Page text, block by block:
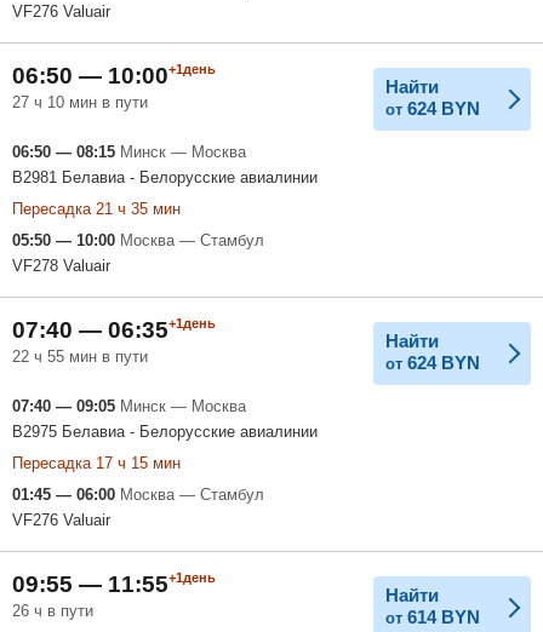
VF276 Valuair
06:50 — 10:00+1день
27 ч 10 мин в пути
Найти
от 624 BYN
06:50 — 08:15 Минск — Москва
B2981 Белавиа - Белорусские авиалинии
Пересадка 21 ч 35 мин
05:50 — 10:00 Москва — Стамбул
VF278 Valuair
07:40 — 06:35+1день
22 ч 55 мин в пути
Найти
от 624 BYN
07:40 — 09:05 Минск — Москва
B2975 Белавиа - Белорусские авиалинии
Пересадка 17 ч 15 мин
01:45 — 06:00 Москва — Стамбул
VF276 Valuair
09:55 — 11:55+1день
26 ч в пути
Найти
от 614 BYN